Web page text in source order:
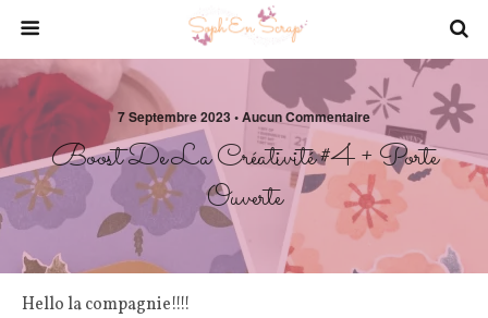
7 Septembre 2023 • Aucun Commentaire
Boost De La Créativité #4 + Porte
Ouverte
Hello la compagnie!!!!